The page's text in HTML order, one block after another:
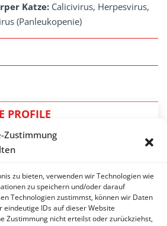
Zustimmung
zu bieten, verwenden wir Technologien wie
zu speichern und/oder darauf
Technologien zustimmst, können wir Daten
IDs auf dieser Website
Zustimmung nicht erteilst oder zurückziehst,
Katze: Calicivirus, Herpesvirus,
(Panleukopenie)
PROFILE
(Katze) – Antikörper